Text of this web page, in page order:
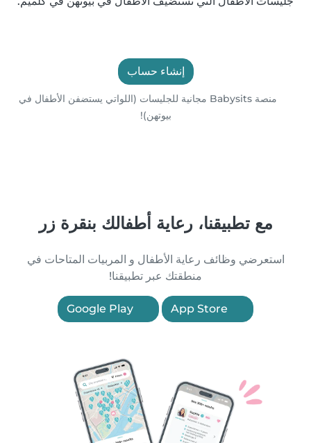
إنشاء حساب
منصة Babysits مجانية للجليسات (اللواتي يستضفن الأطفال في
بيوتهن)!
مع تطبيقنا، رعاية أطفالك بنقرة زر
استعرضي وظائف رعاية الأطفال و المربيات المتاحات في
منطقتك عبر تطبيقنا!